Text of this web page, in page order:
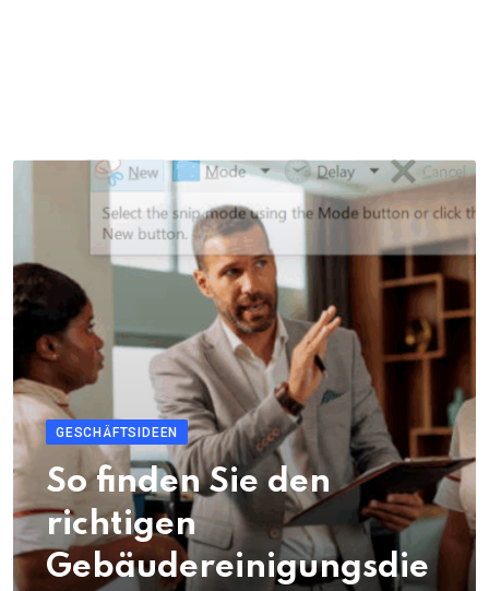
GESCHÄFTSIDEEN
So finden Sie den
richtigen
Gebäudereinigungsdie